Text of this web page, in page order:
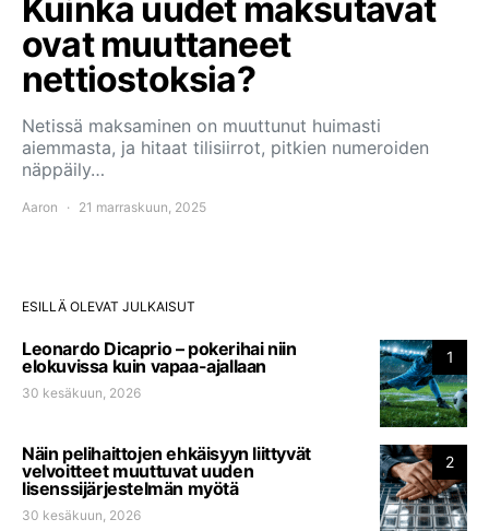
Kuinka uudet maksutavat
ovat muuttaneet
nettiostoksia?
Netissä maksaminen on muuttunut huimasti
aiemmasta, ja hitaat tilisiirrot, pitkien numeroiden
näppäily…
Aaron 21 marraskuun, 2025
ESILLÄ OLEVAT JULKAISUT
1
Leonardo Dicaprio – pokerihai niin
elokuvissa kuin vapaa-ajallaan
30 kesäkuun, 2026
2
Näin pelihaittojen ehkäisyyn liittyvät
velvoitteet muuttuvat uuden
lisenssijärjestelmän myötä
30 kesäkuun, 2026